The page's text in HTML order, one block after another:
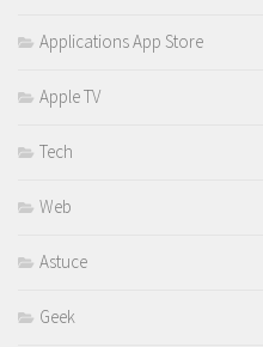
Applications App Store
Apple TV
Tech
Web
Astuce
Geek